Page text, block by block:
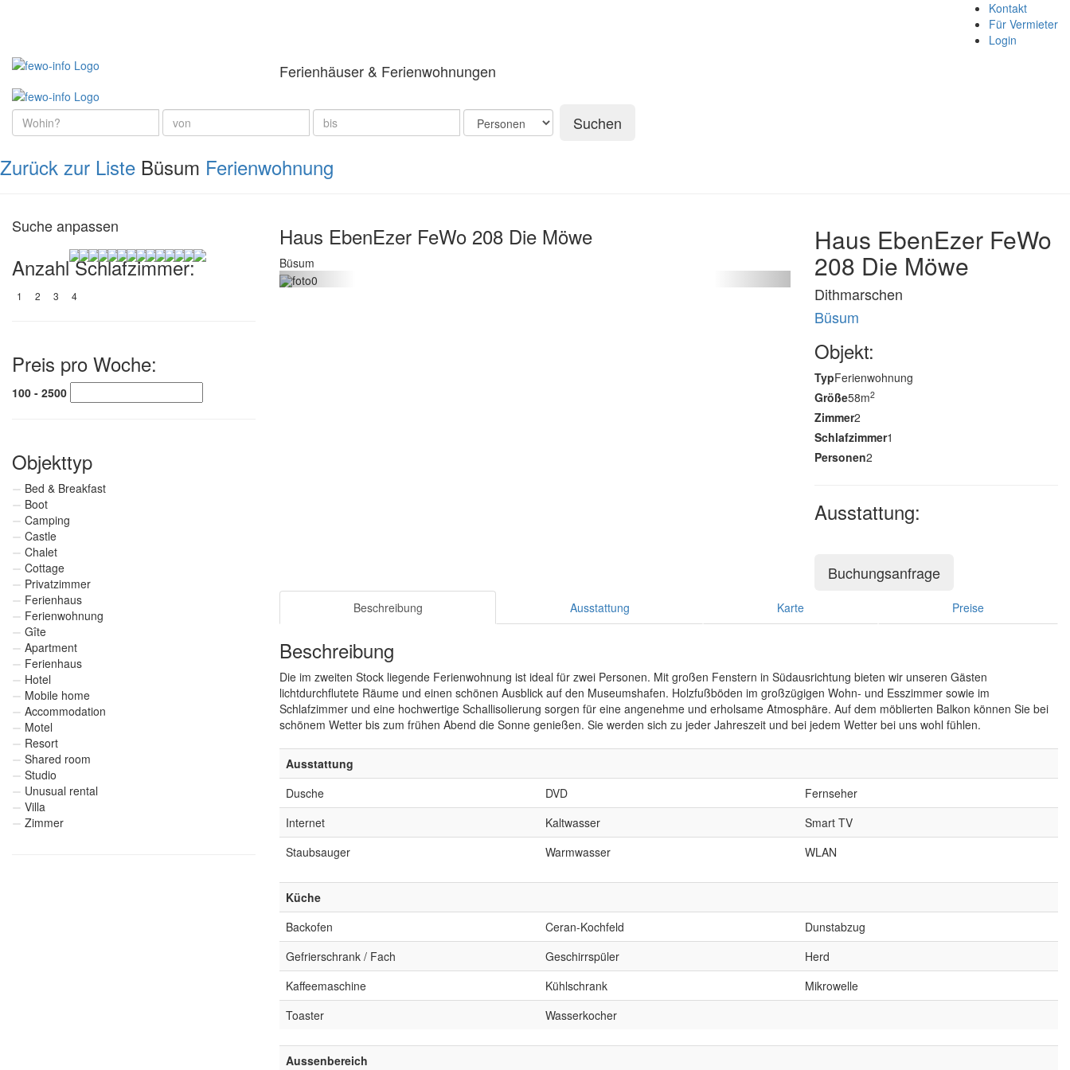
Kontakt
Für Vermieter
Login
Ferienhäuser & Ferienwohnungen
Suchen
Zurück zur Liste Büsum Ferienwohnung
Suche anpassen
Anzahl Schlafzimmer:
1 2 3 4
Preis pro Woche:
100 - 2500
Objekttyp
Bed & Breakfast
Boot
Camping
Castle
Chalet
Cottage
Privatzimmer
Ferienhaus
Ferienwohnung
Gîte
Apartment
Ferienhaus
Hotel
Mobile home
Accommodation
Motel
Resort
Shared room
Studio
Unusual rental
Villa
Zimmer
Haus EbenEzer FeWo 208 Die Möwe
Büsum
Haus EbenEzer FeWo
208 Die Möwe
Dithmarschen
Büsum
Objekt:
TypFerienwohnung
Größe58m2
Zimmer2
Schlafzimmer1
Personen2
Ausstattung:
Buchungsanfrage
Beschreibung Ausstattung Karte Preise
Beschreibung
Die im zweiten Stock liegende Ferienwohnung ist ideal für zwei Personen. Mit großen Fenstern in Südausrichtung bieten wir unseren Gästen
lichtdurchflutete Räume und einen schönen Ausblick auf den Museumshafen. Holzfußböden im großzügigen Wohn- und Esszimmer sowie im
Schlafzimmer und eine hochwertige Schallisolierung sorgen für eine angenehme und erholsame Atmosphäre. Auf dem möblierten Balkon können Sie bei
schönem Wetter bis zum frühen Abend die Sonne genießen. Sie werden sich zu jeder Jahreszeit und bei jedem Wetter bei uns wohl fühlen.
Ausstattung
Dusche
DVD
Fernseher
Internet
Kaltwasser
Smart TV
Staubsauger
Warmwasser WLAN
Küche
Backofen
Ceran-Kochfeld
Dunstabzug
Gefrierschrank / Fach
Geschirrspüler
Herd
Kaffeemaschine
Kühlschrank
Mikrowelle
Toaster
Wasserkocher
Aussenbereich